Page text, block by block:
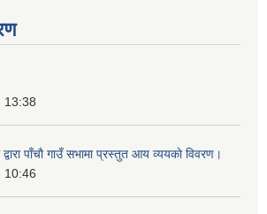
13:38
द्वारा पाँचाै गाउँ सभामा प्रस्तुत आय व्ययकाे विवरण।
10:46